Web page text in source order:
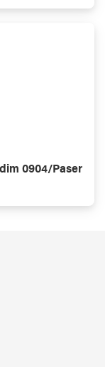
0904/Paser